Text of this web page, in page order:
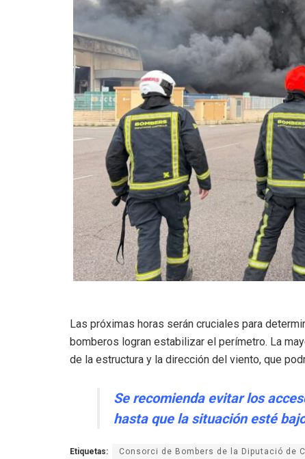
Las próximas horas serán cruciales para
bomberos logran estabilizar el perímetro. La
de la estructura y la dirección del viento, que
Se recomienda evitar los
hasta que la situación esté
Etiquetas: Consorci de Bombers de la Diputació de